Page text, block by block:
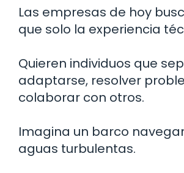
Las empresas de hoy
que solo la experiencia
Quieren individuos que
adaptarse, resolver
colaborar con otros.
Imagina un barco
aguas turbulentas.